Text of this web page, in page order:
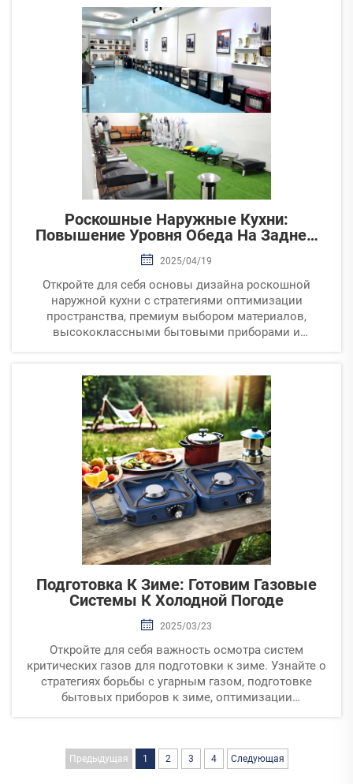
безопасности для оптимальной производительности
и экономии средств.
Роскошные Наружные Кухни:
Повышение Уровня Обеда На Заднем
Дворе
2025/04/19
Откройте для себя основы дизайна роскошной
наружной кухни с стратегиями оптимизации
пространства, премиум выбором материалов,
высококлассными бытовыми приборами и
современными минималистскими дизайнами,
деревенским очарованием и средиземноморской
эстетикой, обеспечивая плавный переход между
внутренними и внешними зонами для идеальной
атмосферы и практичности.
Подготовка К Зиме: Готовим Газовые
Системы К Холодной Погоде
2025/03/23
Откройте для себя важность осмотра систем
критических газов для подготовки к зиме. Узнайте о
стратегиях борьбы с угарным газом, подготовке
бытовых приборов к зиме, оптимизации
Предыдущая 1 2 3 4 Следующая